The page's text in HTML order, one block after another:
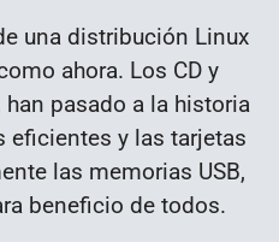
una distribución Linux
ahora. Los CD y
han pasado a la historia
eficientes y las tarjetas
las memorias USB,
beneficio de todos.